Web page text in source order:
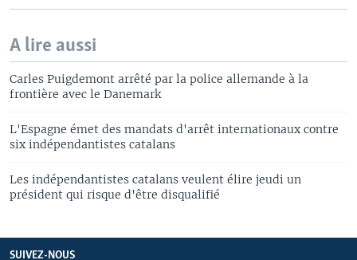
A lire aussi
Carles Puigdemont arrêté par la police allemande à la
frontière avec le Danemark
L'Espagne émet des mandats d'arrêt internationaux contre
six indépendantistes catalans
Les indépendantistes catalans veulent élire jeudi un
président qui risque d'être disqualifié
SUIVEZ-NOUS